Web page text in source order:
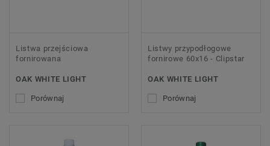
Listwa przejściowa
fornirowana
OAK WHITE LIGHT
Porównaj
Listwy przypodłogowe
fornirowe 60x16 - Clipstar
OAK WHITE LIGHT
Porównaj